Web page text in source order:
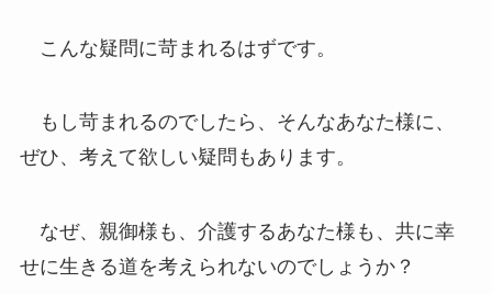
こんな疑問に苛まれるはずです。
もし苛まれるのでしたら、そんなあなた様に、
ぜひ、考えて欲しい疑問もあります。
なぜ、親御様も、介護するあなた様も、共に幸
せに生きる道を考えられないのでしょうか？